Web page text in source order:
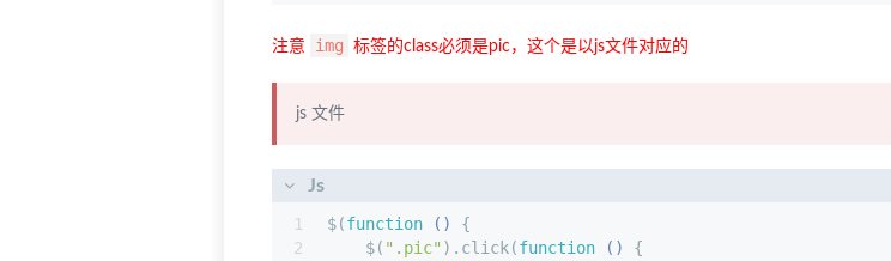
注意 img 标签的class必须是pic，这个是以js文件对应的
js 文件
Js
1
2
$(function ( ) {
    $(
".pic" ).click(function ( ) {